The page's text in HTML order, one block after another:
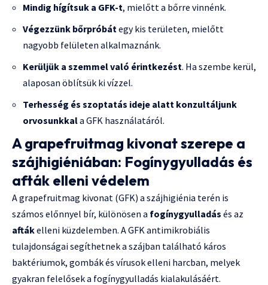
Mindig hígítsuk a GFK-t, mielőtt a bőrre vinnénk.
Végezzünk bőrpróbát egy kis területen, mielőtt
nagyobb felületen alkalmaznánk.
Kerüljük a szemmel való érintkezést. Ha szembe kerül,
alaposan öblítsük ki vízzel.
Terhesség és szoptatás ideje alatt konzultáljunk
orvosunkkala GFK használatáról.
A grapefruitmag kivonat szerepe a
szájhigiéniában: Fogínygyulladás és
afták elleni védelem
A grapefruitmag kivonat (GFK) a szájhigiénia terén is
számos előnnyel bír, különösen a fogínygyulladás és az
aftákelleni küzdelemben. A GFK antimikrobiális
tulajdonságai segíthetnek a szájban található káros
baktériumok, gombák és vírusok elleni harcban, melyek
gyakran felelősek a fogínygyulladás kialakulásáért.